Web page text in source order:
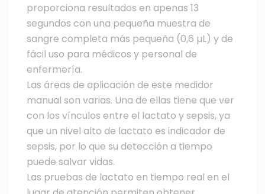
proporciona resultados en apenas 13
segundos con una pequeña muestra de
sangre completa más pequeña (0,6 µL) y de
fácil uso para médicos y personal de
enfermería.
Las áreas de aplicación de este medidor
manual son varias. Una de ellas tiene que ver
con los vínculos entre el lactato y sepsis, ya
que un nivel alto de lactato es indicador de
sepsis, por lo que su detección a tiempo
puede salvar vidas.
Las pruebas de lactato en tiempo real en el